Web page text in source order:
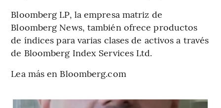
Bloomberg LP, la empresa matriz de
Bloomberg News, también ofrece productos
de índices para varias clases de activos a través
de Bloomberg Index Services Ltd.
Lea más en Bloomberg.com